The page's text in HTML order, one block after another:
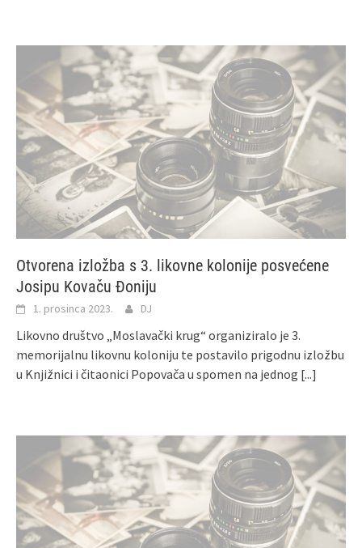
Otvorena izložba s 3. likovne kolonije posvećene
Josipu Kovaču Đoniju
1. prosinca 2023. DJ
Likovno društvo „Moslavački krug“ organiziralo je 3.
memorijalnu likovnu koloniju te postavilo prigodnu izložbu
u Knjižnici i čitaonici Popovača u spomen na jednog [...]